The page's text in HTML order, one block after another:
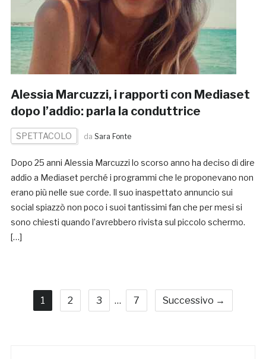
Alessia Marcuzzi, i rapporti con Mediaset
dopo l’addio: parla la conduttrice
SPETTACOLO da Sara Fonte
Dopo 25 anni Alessia Marcuzzi lo scorso anno ha deciso di dire
addio a Mediaset perché i programmi che le proponevano non
erano più nelle sue corde. Il suo inaspettato annuncio sui
social spiazzò non poco i suoi tantissimi fan che per mesi si
sono chiesti quando l’avrebbero rivista sul piccolo schermo.
[…]
1 2 3 … 7 Successivo →